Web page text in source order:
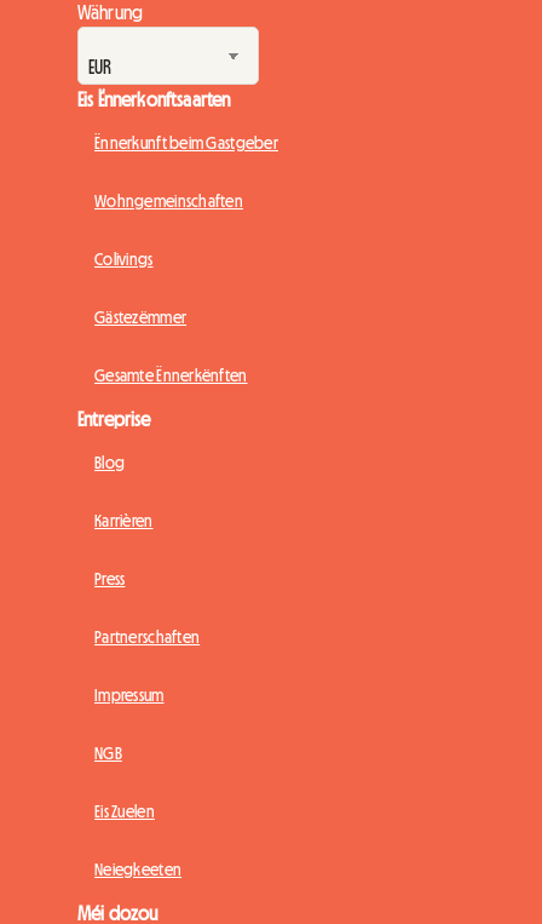
Währung
Eis Ënnerkonftsaarten
Ënnerkunft beim Gastgeber
Wohngemeinschaften
Colivings
Gästezëmmer
Gesamte Ënnerkënften
Entreprise
Blog
Karrièren
Press
Partnerschaften
Impressum
NGB
Eis Zuelen
Neiegkeeten
Méi dozou